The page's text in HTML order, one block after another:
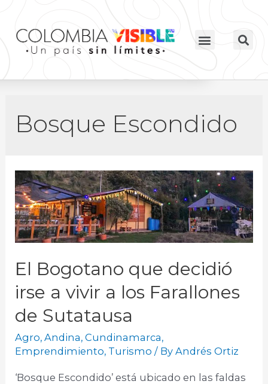
Bosque Escondido
El Bogotano que decidió
irse a vivir a los Farallones
de Sutatausa
Agro,Andina,Cundinamarca,
Emprendimiento, Turismo / ByAndrés Ortiz
‘Bosque Escondido’ está ubicado en las faldas